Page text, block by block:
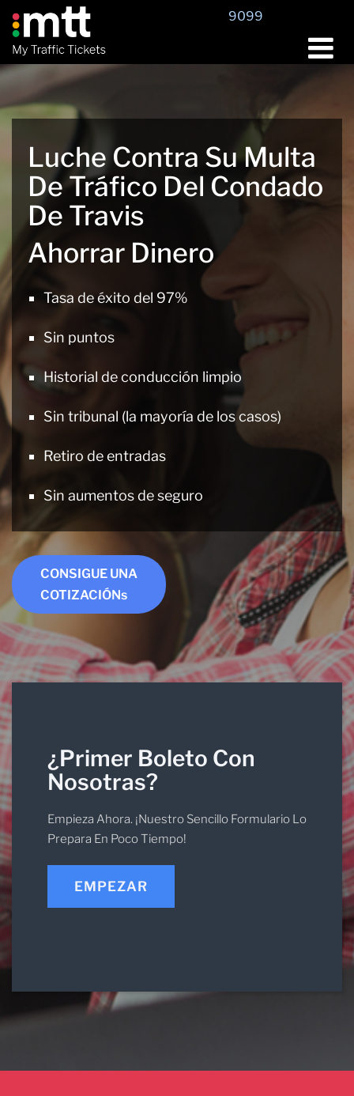
Saltar
contenido
9099
Luche Contra Su Multa
De Tráfico Del Condado
De Travis
Ahorrar Dinero
Tasa de éxito del 97%
Sin puntos
Historial de conducción limpio
Sin tribunal (la mayoría de los casos)
Retiro de entradas
Sin aumentos de seguro
CONSIGUE UNA
COTIZACIÓNs
¿Primer Boleto Con
Nosotras?
Empieza Ahora. ¡Nuestro Sencillo Formulario Lo
Prepara En Poco Tiempo!
EMPEZAR